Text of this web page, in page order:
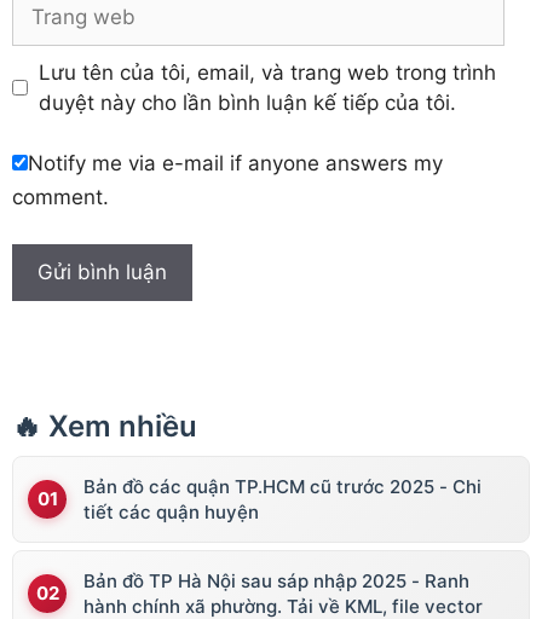
web
Lưu tên của tôi, email, và trang web trong trình
duyệt này cho lần bình luận kế tiếp của tôi.
Notify me via e-mail if anyone answers my
comment.
🔥 Xem nhiều
Bản đồ các quận TP.HCM cũ trước 2025 - Chi
tiết các quận huyện
Bản đồ TP Hà Nội sau sáp nhập 2025 - Ranh
hành chính xã phường. Tải về KML, file vector